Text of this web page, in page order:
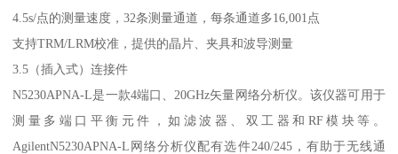
4.5s/点的测量速度，32条测量通道，每条通道多16,001点
支持TRM/LRM校准，提供的晶片、夹具和波导测量
3.5（插入式）连接件
N5230APNA-L是一款4端口、20GHz矢量网络分析仪。该仪器可用于
测量多端口平衡元件，如滤波器、双工器和RF模块等。
AgilentN5230APNA-L网络分析仪配有选件240/245，有助于无线通